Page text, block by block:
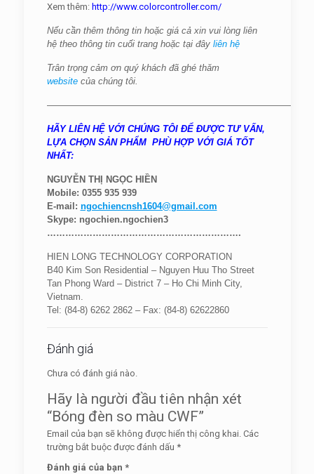
Xem thêm:http://www.colorcontroller.com/
Nếu cần thêm thông tin hoặc giá cả xin vui lòng liên
hệ theo thông tin cuối trang hoặc tại đâyliên hệ
Trân trọng cảm ơn quý khách đã ghé thăm
website của chúng tôi.
HÃY LIÊN HỆ VỚI CHÚNG TÔI ĐỂ ĐƯỢC TƯ VẤN,
LỰA CHỌN SẢN PHẨM PHÙ HỢP VỚI GIÁ TỐT
NHẤT:
NGUYỄN THỊ NGỌC HIỀN
Mobile: 0355 935 939
E-mail: ngochiencnsh1604@gmail.com
Skype: ngochien.ngochien3
……………………………………………………….
HIEN LONG TECHNOLOGY CORPORATION
B40 Kim Son Residential – Nguyen Huu Tho Street
Tan Phong Ward – District 7 – Ho Chi Minh City,
Vietnam.
Tel: (84-8) 6262 2862 – Fax: (84-8) 62622860
Đánh giá
Chưa có đánh giá nào.
Hãy là người đầu tiên nhận xét
“Bóng đèn so màu CWF”
Email của bạn sẽ không được hiển thị công khai. Các
trường bắt buộc được đánh dấu *
Đánh giá của bạn *